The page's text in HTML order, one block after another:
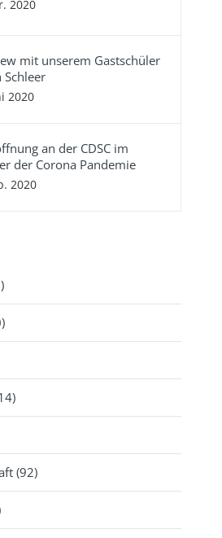
2020
mit unserem Gastschüler
Schleer
2020
an der CDSC im
der Corona Pandemie
2020
(92)